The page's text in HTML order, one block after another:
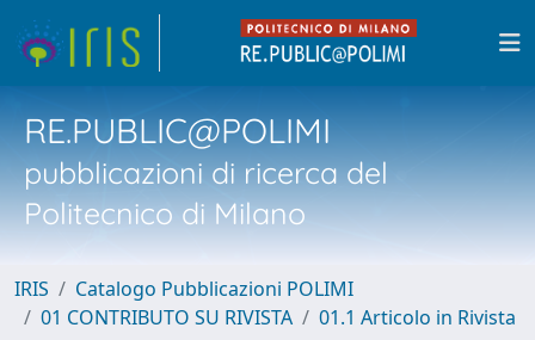
RE.PUBLIC@POLIMI
pubblicazioni di ricerca del
Politecnico di Milano
IRIS
Catalogo Pubblicazioni POLIMI
01 CONTRIBUTO SU RIVISTA
01.1 Articolo in Rivista